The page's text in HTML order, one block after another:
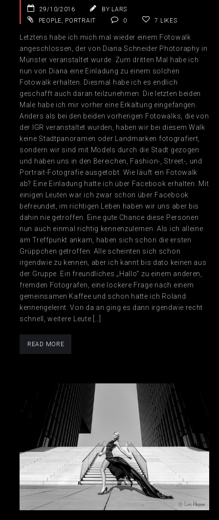
29/10/2016
BY LARS
PEOPLE, PORTRAIT 0 7 LIKES
Letztens habe ich mich mal wieder einem Fotowalk
angeschlossen, der von Diana Schneider Photoraphy in
Münster veranstaltet wurde. Zum dritten Mal habe ich
nun von Diana eine Einladung zu einem solchen
Fotowalk erhalten. Diesmal habe ich es endlich
geschafft auch daran teilzunehmen. Die letzten beiden
Male habe ich mir vorher eine Erkältung eingefangen.
Anders als bei den beiden vorherigen Fotowalks, die von
der IGR veranstaltet wurden, haben wir bei diesem Walk
keine Stadtpanoramen oder Landmarken fotografiert,
sondern wir sind mit Models durch die Stadt gezogen
und haben uns in den Bereichen, Fashion-, Street-, und
Portrait-Fotografie ausgetobt. Wie läuft ein Fotowalk
ab? Eine Einladung hatte ich über Facebook erhalten. Mit
einigen Leuten war ich zwar schon über Facebook
befreundet, im richtigen Leben haben wir uns aber bis
dahin nie getroffen. Eine gute Chance diese Personen
nun auch einmal richtig kennenzulernen. Als ich alleine
am Treffpunkt ankam, haben sich schon die ersten
Grüppchen getroffen. Alle scheinten sich schon
irgendwie zu kennen, aber ich kannt bis dato keinen aus
der Gruppe. Ein freundliches „Hallo“ zu einem anderen,
fremden Fotografen, eine lockere Frage nach einem
gemeinsamen Kaffee und schon hatte ich Roland
kennengelernt. Von da an ging es dann irgendwie recht
schnell, weitere Leute […]
READ MORE